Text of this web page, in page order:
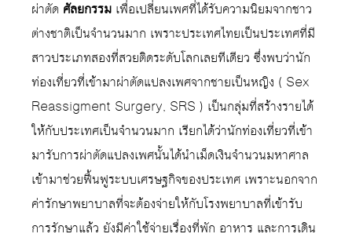
ผ่าตัด ศัลยกรรม เพื่อเปลี่ยนเพศที่ได้รับความนิยมจากชาว
ต่างชาติเป็นจำนวนมาก เพราะประเทศไทยเป็นประเทศที่มี
สาวประเภทสองที่สวยติดระดับโลกเลยทีเดียว ซึ่งพบว่านัก
ท่องเที่ยวที่เข้ามาผ่าตัดแปลงเพศจากชายเป็นหญิง ( Sex
Reassigment Surgery, SRS ) เป็นกลุ่มที่สร้างรายได้
ให้กับประเทศเป็นจำนวนมาก เรียกได้ว่านักท่องเที่ยวที่เข้า
มารับการผ่าตัดแปลงเพศนั้นได้นำเม็ดเงินจำนวนมหาศาล
เข้ามาช่วยฟื้นฟูระบบเศรษฐกิจของประเทศ เพราะนอกจาก
ค่ารักษาพยาบาลที่จะต้องจ่ายให้กับโรงพยาบาลที่เข้ารับ
การรักษาแล้ว ยังมีค่าใช้จ่ายเรื่องที่พัก อาหาร และการเดิน